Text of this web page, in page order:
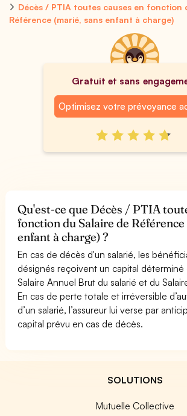
Décès / PTIA toutes causes en fonction
Référence (marié, sans enfant à charge)
Gratuit et sans
Optimisez votre prévoyance
Qu'est-ce que Décès / PTIA
fonction du Salaire de
enfant à charge) ?
En cas de décès d'un salarié, les
désignés reçoivent un capital
Salaire Annuel Brut du salarié et du
En cas de perte totale et irréversible
d’un salarié, l’assureur lui verse par
capital prévu en cas de décès.
SOLUTIONS
Mutuelle Collective